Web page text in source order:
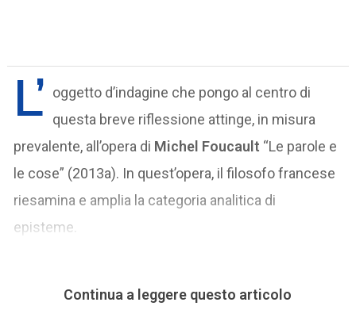
L’ oggetto d’indagine che pongo al centro di
questa breve riflessione attinge, in misura
prevalente, all’opera di Michel Foucault “Le parole e
le cose” (2013a). In quest’opera, il filosofo francese
riesamina e amplia la categoria analitica di
episteme.
Continua a leggere questo articolo